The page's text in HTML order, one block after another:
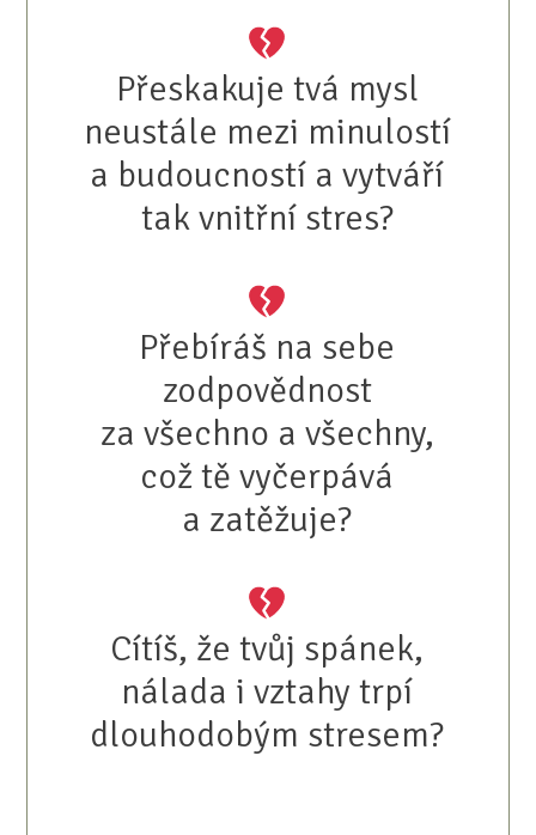
Přeskakuje tvá mysl
neustále mezi minulostí
a budoucností a vytváří
tak vnitřní stres?
Přebíráš na sebe
zodpovědnost
za všechno a všechny,
což tě vyčerpává
a zatěžuje?
Cítíš, že tvůj spánek,
nálada i vztahy trpí
dlouhodobým stresem?